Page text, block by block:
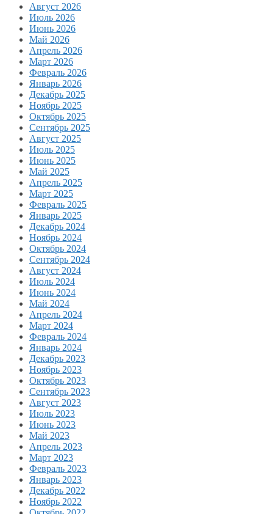
Август 2026
Июль 2026
Июнь 2026
Май 2026
Апрель 2026
Март 2026
Февраль 2026
Январь 2026
Декабрь 2025
Ноябрь 2025
Октябрь 2025
Сентябрь 2025
Август 2025
Июль 2025
Июнь 2025
Май 2025
Апрель 2025
Март 2025
Февраль 2025
Январь 2025
Декабрь 2024
Ноябрь 2024
Октябрь 2024
Сентябрь 2024
Август 2024
Июль 2024
Июнь 2024
Май 2024
Апрель 2024
Март 2024
Февраль 2024
Январь 2024
Декабрь 2023
Ноябрь 2023
Октябрь 2023
Сентябрь 2023
Август 2023
Июль 2023
Июнь 2023
Май 2023
Апрель 2023
Март 2023
Февраль 2023
Январь 2023
Декабрь 2022
Ноябрь 2022